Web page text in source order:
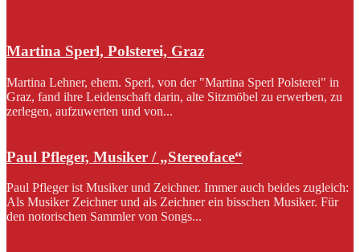
Martina Sperl, Polsterei, Graz
Martina Lehner, ehem. Sperl, von der "Martina Sperl Polsterei" in
Graz, fand ihre Leidenschaft darin, alte Sitzmöbel zu erwerben, zu
zerlegen, aufzuwerten und von...
Paul Pfleger, Musiker / „Stereoface“
Paul Pfleger ist Musiker und Zeichner. Immer auch beides zugleich:
Als Musiker Zeichner und als Zeichner ein bisschen Musiker. Für
den notorischen Sammler von Songs...